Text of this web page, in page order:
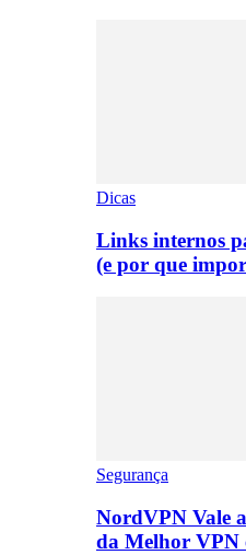
Dicas
Links internos
(e por que
Segurança
NordVPN Vale
da Melhor VPN